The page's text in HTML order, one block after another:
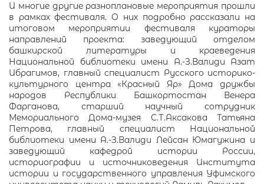
И многие другие разноплановые мероприятия прошли
в рамках фестиваля. О них подробно рассказали на
итоговом мероприятии фестиваля кураторы
направлений проекта: заведующий отделом
башкирской литературы и краеведения
Национальной библиотеки имени А.-З.Валиди Азат
Ибрагимов, главный специалист Русского историко-
культурного центра «Красный Яр» Дома дружбы
народов Республики Башкортостан Венера
Фарганова, старший научный сотрудник
Мемориального Дома-музея С.Т.Аксакова Татьяна
Петрова, главный специалист Национальной
библиотеки имени А.-З.Валиди Лейсан Юмагужина и
заведующий кафедрой истории России,
историографии и источниковедения Института
истории и государственного управления Уфимского